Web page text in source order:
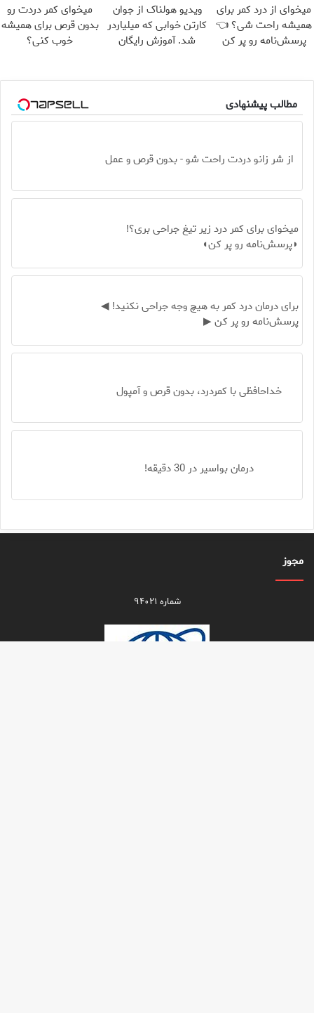
میخوای از درد کمر برای
همیشه راحت شی؟ 👈
پرسش‌نامه رو پر کن
ویدیو هولناک از جوان
کارتن خوابی که میلیاردر
شد. آموزش رایگان
میخوای کمر دردت رو
بدون قرص برای همیشه
خوب کنی؟
مطالب پیشنهادی
از شر زانو دردت راحت شو - بدون قرص و عمل
میخوای برای کمر درد زیر تیغ جراحی بری؟!
◗پرسش‌نامه رو پر کن◖
برای درمان درد کمر به هیچ وجه جراحی نکنید! ◀
پرسش‌نامه رو پر کن ▶
خداحافظی با کمردرد، بدون قرص و آمپول
درمان بواسیر در 30 دقیقه!
مجوز
شماره ۹۴۰۲۱